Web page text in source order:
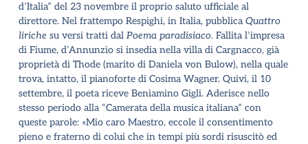
d’Italia” del 23 novembre il proprio saluto ufficiale al
direttore. Nel frattempo Respighi, in Italia, pubblica Quattro
liriche su versi tratti dal Poema paradisiaco. Fallita l’impresa
di Fiume, d’Annunzio si insedia nella villa di Cargnacco, già
proprietà di Thode (marito di Daniela von Bulow), nella quale
trova, intatto, il pianoforte di Cosima Wagner. Quivi, il 10
settembre, il poeta riceve Beniamino Gigli. Aderisce nello
stesso periodo alla “Camerata della musica italiana” con
queste parole: «Mio caro Maestro, eccole il consentimento
pieno e fraterno di colui che in tempi più sordi risuscitò ed